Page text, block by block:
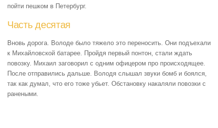
пойти пешком в Петербург.
Часть десятая
Вновь дорога. Володе было тяжело это переносить. Они подъехали
к Михайловской батарее. Пройдя первый понтон, стали ждать
повозку. Михаил заговорил с одним офицером про происходящее.
После отправились дальше. Володя слышал звуки бомб и боялся,
так как думал, что его тоже убьет. Обстановку накаляли повозки с
ранеными.